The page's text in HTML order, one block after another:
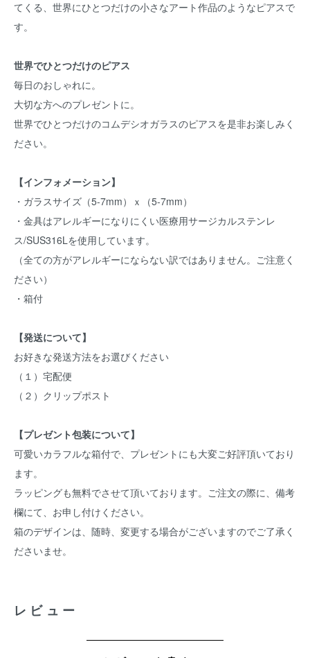
てくる、世界にひとつだけの小さなアート作品のようなピアスで
す。
世界でひとつだけのピアス
毎日のおしゃれに。
大切な方へのプレゼントに。
世界でひとつだけのコムデシオガラスのピアスを是非お楽しみく
ださい。
【インフォメーション】
・ガラスサイズ（5-7mm）ｘ（5-7mm）
・金具はアレルギーになりにくい医療用サージカルステンレ
ス/SUS316Lを使用しています。
（全ての方がアレルギーにならない訳ではありません。ご注意く
ださい）
・箱付
【発送について】
お好きな発送方法をお選びください
（１）宅配便
（２）クリップポスト
【プレゼント包装について】
可愛いカラフルな箱付で、プレゼントにも大変ご好評頂いており
ます。
ラッピングも無料でさせて頂いております。ご注文の際に、備考
欄にて、お申し付けください。
箱のデザインは、随時、変更する場合がございますのでご了承く
ださいませ。
レビュー